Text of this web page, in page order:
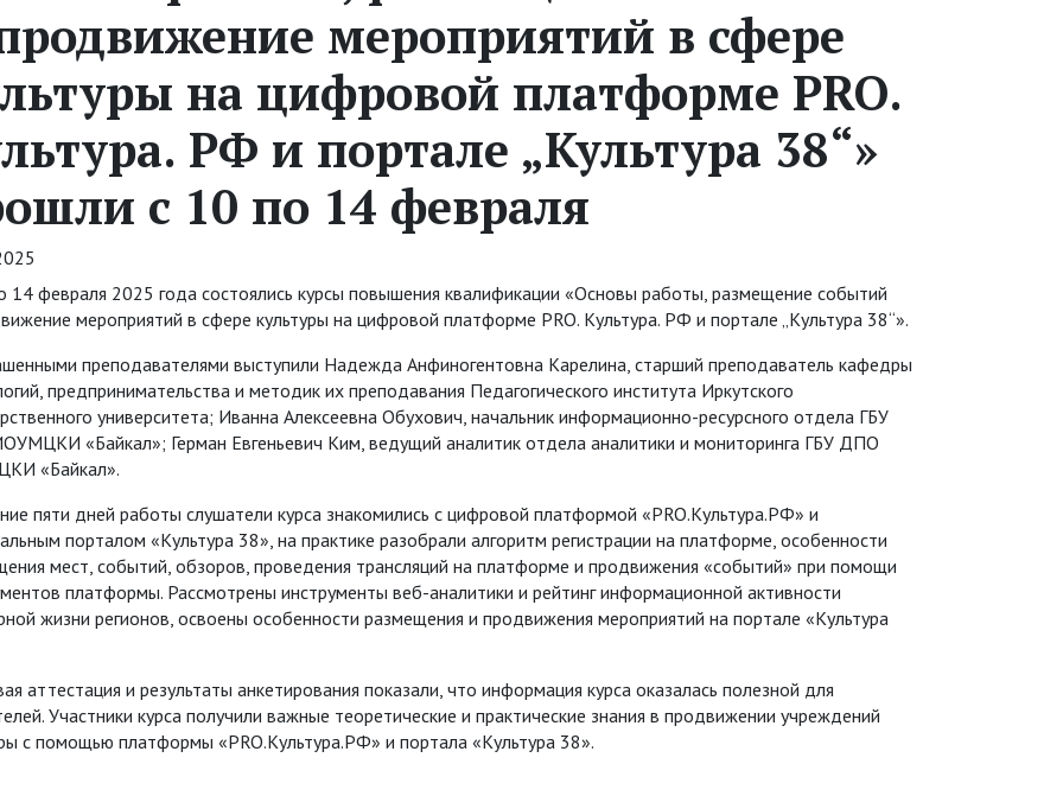
мероприятий в сфере
на цифровой платформе PRO.
РФ и портале „Культура 38“»
с 10 по 14 февраля
14 февраля 2025 года состоялись курсы повышения квалификации «Основы работы, размещение событий
мероприятий в сфере культуры на цифровой платформе PRO. Культура. РФ и портале „Культура 38“».
преподавателями выступили Надежда Анфиногентовна Карелина, старший преподаватель кафедры
предпринимательства и методик их преподавания Педагогического института Иркутского
университета; Иванна Алексеевна Обухович, начальник информационно-ресурсного отдела ГБУ
«Байкал»; Герман Евгеньевич Ким, ведущий аналитик отдела аналитики и мониторинга ГБУ ДПО
«Байкал».
пяти дней работы слушатели курса знакомились с цифровой платформой «PRO.Культура.РФ» и
порталом «Культура 38», на практике разобрали алгоритм регистрации на платформе, особенности
мест, событий, обзоров, проведения трансляций на платформе и продвижения «событий» при помощи
платформы. Рассмотрены инструменты веб-аналитики и рейтинг информационной активности
жизни регионов, освоены особенности размещения и продвижения мероприятий на портале «Культура
аттестация и результаты анкетирования показали, что информация курса оказалась полезной для
Участники курса получили важные теоретические и практические знания в продвижении учреждений
с помощью платформы «PRO.Культура.РФ» и портала «Культура 38».